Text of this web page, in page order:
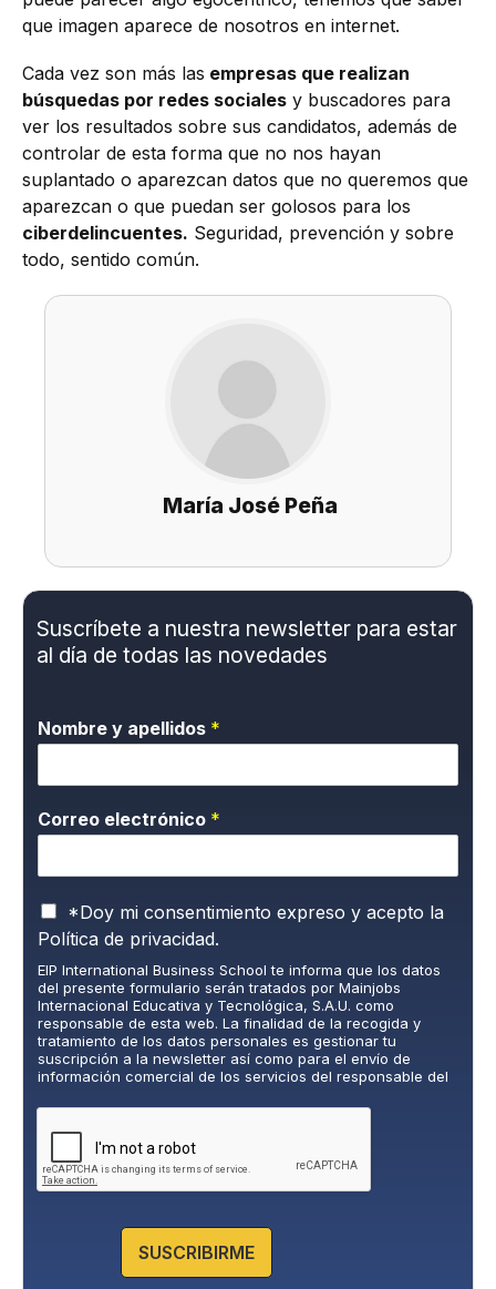
que imagen aparece de nosotros en internet.
Cada vez son más las empresas que realizan
búsquedas por redes sociales y buscadores para
ver los resultados sobre sus candidatos, además de
controlar de esta forma que no nos hayan
suplantado o aparezcan datos que no queremos que
aparezcan o que puedan ser golosos para los
ciberdelincuentes. Seguridad, prevención y sobre
todo, sentido común.
María José Peña
Suscríbete a nuestra newsletter para estar
al día de todas las novedades
Nombre y apellidos *
Correo electrónico *
P
o
í
t
i
c
a
d
e
v
*Doy mi consentimiento expreso y acepto la
Política de privacidad.
EIP International Business School te informa que los datos
del presente formulario serán tratados por Mainjobs
Internacional Educativa y Tecnológica, S.A.U. como
responsable de esta web. La finalidad de la recogida y
tratamiento de los datos personales es gestionar tu
suscripción a la newsletter así como para el envío de
información comercial de los servicios del responsable del
del/a interesado/a. No se cederán datos a terceros, salvo
obligación legal. Podrás ejercer tus derechos de acceso,
rectificación, limitación y supresión de los datos en
cumplimiento@grupomainjobs.com
, así como el derecho a
presentar una reclamación ante la autoridad de control.
encontrarás en nuestra página web.
SUSCRIBIRME